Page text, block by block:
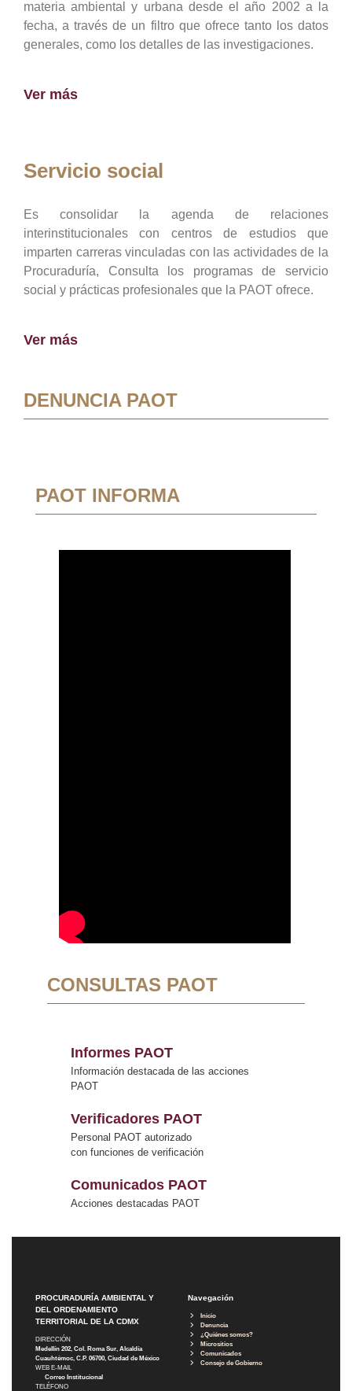
materia ambiental y urbana desde el año 2002 a la
fecha, a través de un filtro que ofrece tanto los datos
generales, como los detalles de las investigaciones.
Ver más
Servicio social
Es consolidar la agenda de relaciones
interinstitucionales con centros de estudios que
imparten carreras vinculadas con las actividades de la
Procuraduría, Consulta los programas de servicio
social y prácticas profesionales que la PAOT ofrece.
Ver más
DENUNCIA PAOT
PAOT INFORMA
CONSULTAS PAOT
Informes PAOT
Información destacada de las acciones
PAOT
Verificadores PAOT
Personal PAOT autorizado
con funciones de verificación
Comunicados PAOT
Acciones destacadas PAOT
PROCURADURÍA AMBIENTAL Y
DEL ORDENAMIENTO
TERRITORIAL DE LA CDMX
DIRECCIÓN
Medellín 202, Col. Roma Sur, Alcaldía
Cuauhtémoc, C.P. 06700, Ciudad de México
WEB E-MAIL
Correo Institucional
TELÉFONO
Navegación
Inicio
Denuncia
¿Quiénes somos?
Micrositios
Comunicados
Consejo de Gobierno